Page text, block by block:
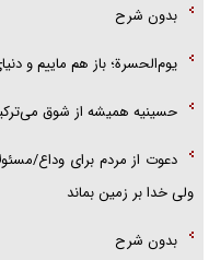
بدون شرح
یوم‌الحسرة؛ باز هم ماییم و
حسینیه همیشه از شوق
دعوت از مردم برای وداع/
ولی خدا بر زمین بماند
بدون شرح